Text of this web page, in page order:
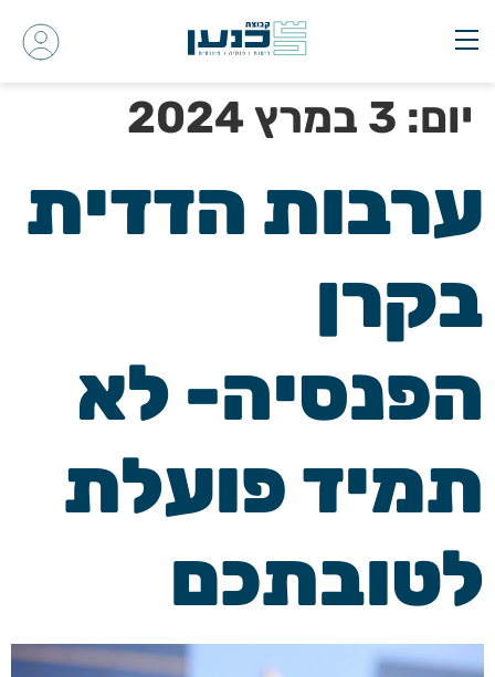
יום: 3 במרץ 2024
ערבות הדדית
בקרן
הפנסיה- לא
תמיד פועלת
לטובתכם